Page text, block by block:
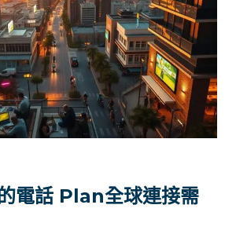
電話 Plan全球連接需